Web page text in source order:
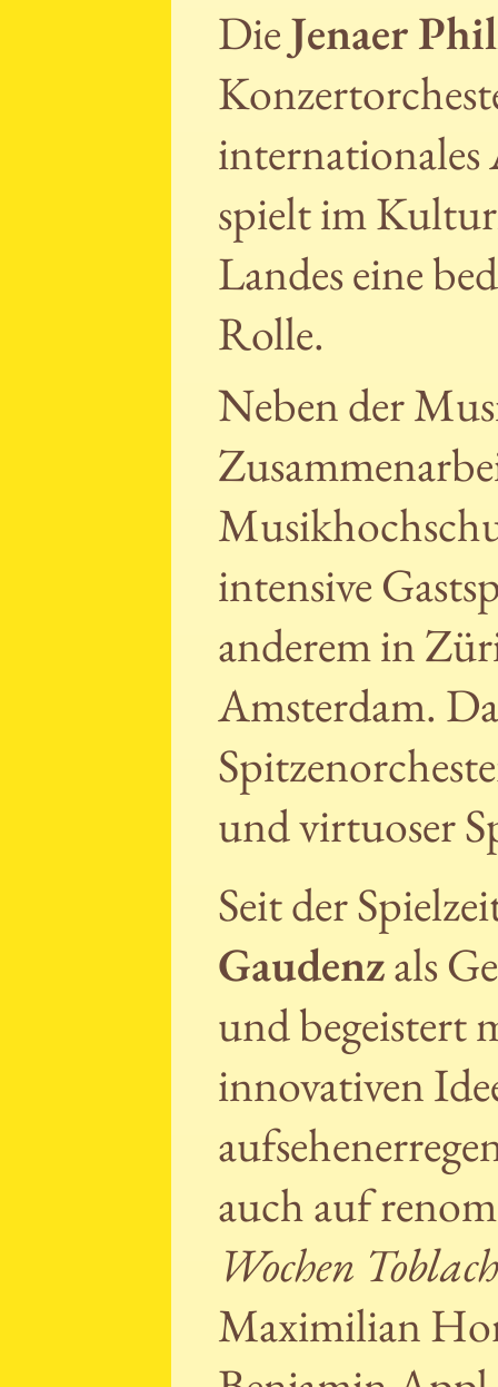
DieJenaer
internationales
spielt im
Landes eine
Rolle.
Neben der
intensive
anderem in
Amsterdam.
und virtuoser
Seit der
Gaudenzals
und begeistert
innovativen
auch auf
Wochen
Maximilian